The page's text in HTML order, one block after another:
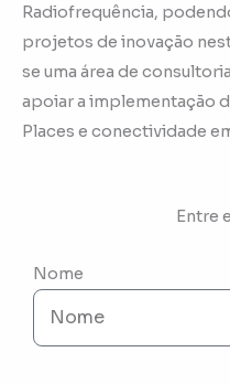
Radiofrequência,
projetos de inovação
se uma área de
apoiar a implementação
Places e conectividade
Entre
Nome